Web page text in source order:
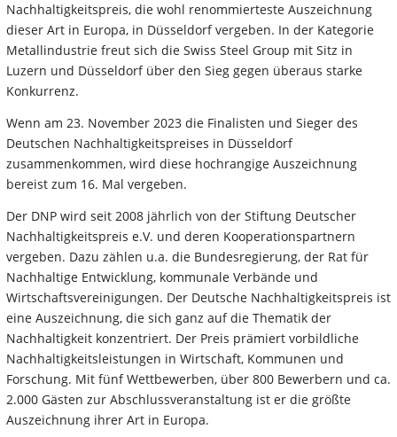
Nachhaltigkeitspreis, die wohl renommierteste Auszeichnung
dieser Art in Europa, in Düsseldorf vergeben. In der Kategorie
Metallindustrie freut sich die Swiss Steel Group mit Sitz in
Luzern und Düsseldorf über den Sieg gegen überaus starke
Konkurrenz.
Wenn am 23. November 2023 die Finalisten und Sieger des
Deutschen Nachhaltigkeitspreises in Düsseldorf
zusammenkommen, wird diese hochrangige Auszeichnung
bereist zum 16. Mal vergeben.
Der DNP wird seit 2008 jährlich von der Stiftung Deutscher
Nachhaltigkeitspreis e.V. und deren Kooperationspartnern
vergeben. Dazu zählen u.a. die Bundesregierung, der Rat für
Nachhaltige Entwicklung, kommunale Verbände und
Wirtschaftsvereinigungen. Der Deutsche Nachhaltigkeitspreis ist
eine Auszeichnung, die sich ganz auf die Thematik der
Nachhaltigkeit konzentriert. Der Preis prämiert vorbildliche
Nachhaltigkeitsleistungen in Wirtschaft, Kommunen und
Forschung. Mit fünf Wettbewerben, über 800 Bewerbern und ca.
2.000 Gästen zur Abschlussveranstaltung ist er die größte
Auszeichnung ihrer Art in Europa.